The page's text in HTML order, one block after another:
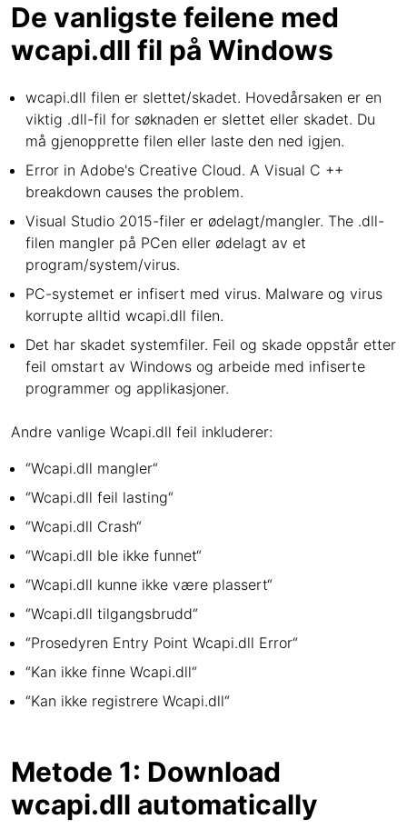
De vanligste feilene med
wcapi.dll fil på Windows
wcapi.dll filen er slettet/skadet. Hovedårsaken er en
viktig .dll-fil for søknaden er slettet eller skadet. Du
må gjenopprette filen eller laste den ned igjen.
Error in Adobe's Creative Cloud. A Visual C ++
breakdown causes the problem.
Visual Studio 2015-filer er ødelagt/mangler. The .dll-
filen mangler på PCen eller ødelagt av et
program/system/virus.
PC-systemet er infisert med virus. Malware og virus
korrupte alltid wcapi.dll filen.
Det har skadet systemfiler. Feil og skade oppstår etter
feil omstart av Windows og arbeide med infiserte
programmer og applikasjoner.
Andre vanlige Wcapi.dll feil inkluderer:
“Wcapi.dll mangler“
“Wcapi.dll feil lasting“
“Wcapi.dll Crash“
“Wcapi.dll ble ikke funnet“
“Wcapi.dll kunne ikke være plassert“
“Wcapi.dll tilgangsbrudd“
“Prosedyren Entry Point Wcapi.dll Error“
“Kan ikke finne Wcapi.dll“
“Kan ikke registrere Wcapi.dll“
Metode 1: Download
wcapi.dll automatically